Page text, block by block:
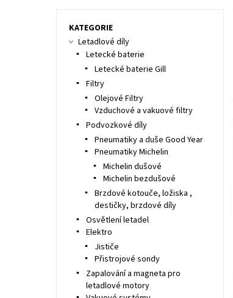
KATEGORIE
Letadlové díly
Letecké baterie
Letecké baterie Gill
Filtry
Olejové Filtry
Vzduchové a vakuové filtry
Podvozkové díly
Pneumatiky a duše Good Year
Pneumatiky Michelin
Michelin dušové
Michelin bezdušové
Brzdové kotouče, ložiska ,
destičky, brzdové díly
Osvětlení letadel
Elektro
Jističe
Přistrojové sondy
Zapalování a magneta pro
letadlové motory